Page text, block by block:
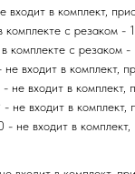
в комплект,
комплекте с резаком -
в комплекте с резаком -
входит в комплект,
входит в комплект,
входит в комплект,
входит в комплект,